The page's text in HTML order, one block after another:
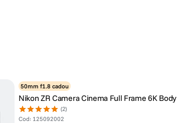
50mm f1.8 cadou
Nikon ZR Camera Cinema Full Frame 6K Body
(2)
Cod: 125092002